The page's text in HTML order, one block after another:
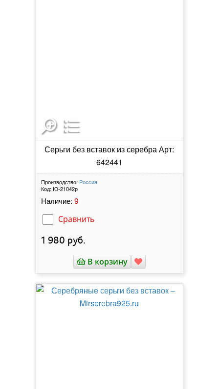
Серьги без вставок из серебра Арт:
642441
Производство: Россия
Код: Ю-21042р
Наличие: 9
Сравнить
1 980 руб.
В корзину